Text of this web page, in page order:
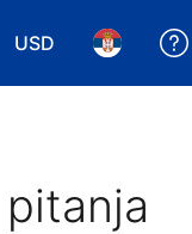
USD
Izaberite valutu.
Izaberite